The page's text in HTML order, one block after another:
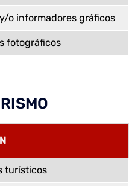
o informadores gráficos
fotográficos
turísticos